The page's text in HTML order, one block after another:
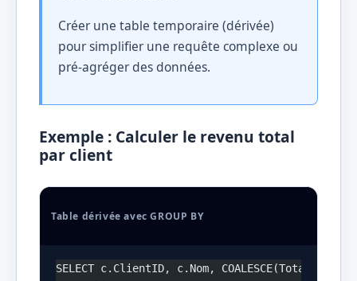
Créer une table temporaire (dérivée)
pour simplifier une requête complexe ou
pré-agréger des données.
Exemple : Calculer le revenu total
par client
Table dérivée avec GROUP BY
SELECT c.ClientID, c.Nom,